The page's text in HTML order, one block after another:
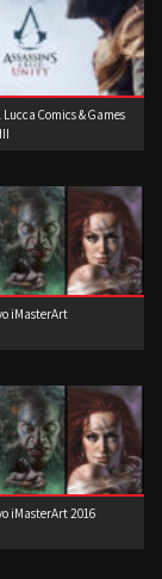
Comics & Games
iMasterArt
iMasterArt 2016